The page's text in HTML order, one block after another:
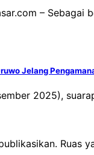
–
Jelang
2025),
Ruas